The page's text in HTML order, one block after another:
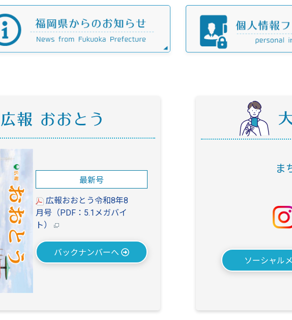
最新号
広報おおとう令和8年8
月号 （PDF：5.1メガバイ
ト）
バックナンバーへ
ま
ソーシャル